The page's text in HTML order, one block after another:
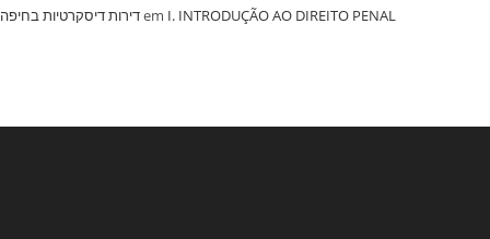
‏דירות דיסקרטיות בחיפהem I. INTRODUÇÃO AO DIREITO PENAL